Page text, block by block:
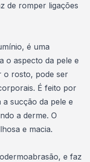
de romper ligações
é uma
o aspecto da pele e
o rosto, pode ser
É feito por
sucção da pele e
a derme. O
e macia.
e faz